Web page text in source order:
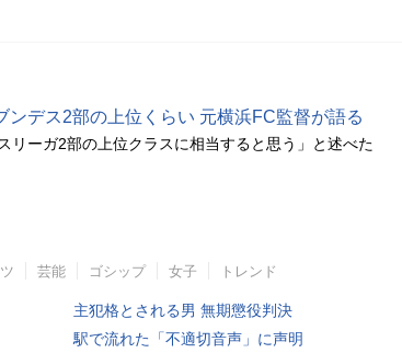
ンデス2部の上位くらい 元横浜FC監督が語る
リーガ2部の上位クラスに相当すると思う」と述べた
芸能 ゴシップ 女子 トレンド
主犯格とされる男 無期懲役判決
駅で流れた「不適切音声」に声明